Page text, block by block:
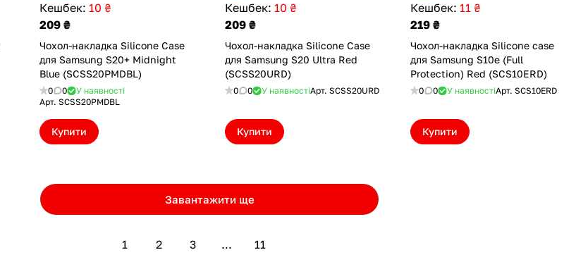
Кешбек: 10 ₴
209 ₴
Чохол-накладка Silicone Case
для Samsung S20+ Midnight
Blue (SCSS20PMDBL)
0 0
У наявності
Арт. SCSS20PMDBL
Купити
Кешбек: 10 ₴
209 ₴
Чохол-накладка Silicone Case
для Samsung S20 Ultra Red
(SCSS20URD)
0 0 У наявностіАрт. SCSS20URD
Купити
Кешбек: 11 ₴
219 ₴
Чохол-накладка Silicone case
для Samsung S10e (Full
Protection) Red (SCS10ERD)
0 0 У наявностіАрт. SCS10ERD
Купити
Завантажити ще
1 2 3 ... 11